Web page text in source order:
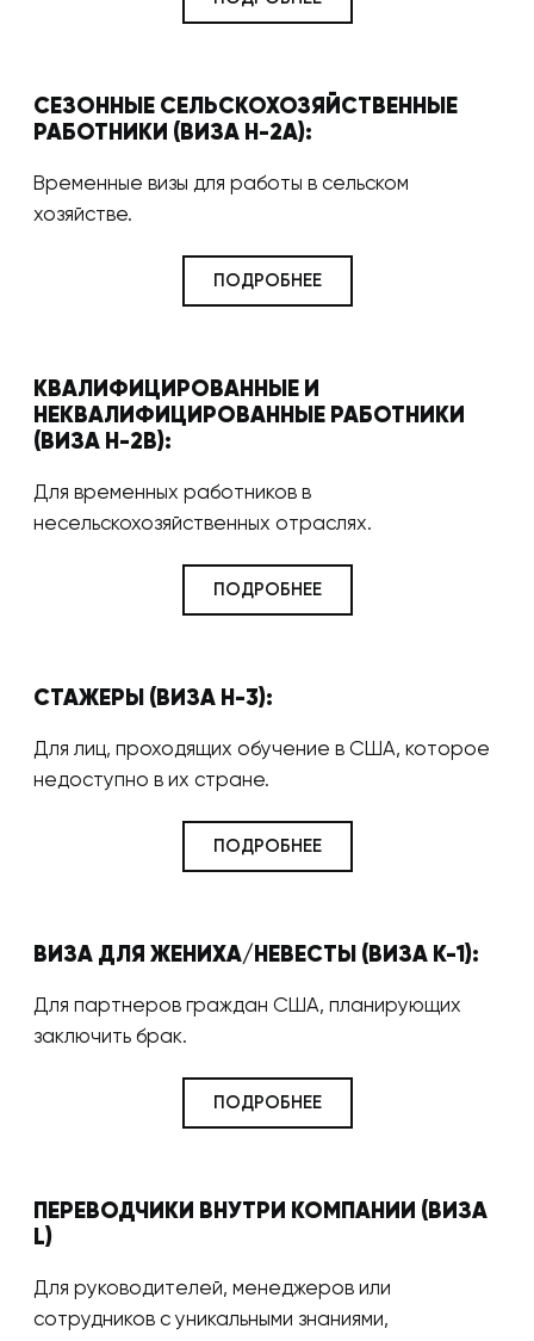
СЕЗОННЫЕ СЕЛЬСКОХОЗЯЙСТВЕННЫЕ
РАБОТНИКИ (ВИЗА H-2A):
Временные визы для работы в сельском
хозяйстве.
ПОДРОБНЕЕ
КВАЛИФИЦИРОВАННЫЕ И
НЕКВАЛИФИЦИРОВАННЫЕ РАБОТНИКИ
(ВИЗА H-2B):
Для временных работников в
несельскохозяйственных отраслях.
ПОДРОБНЕЕ
СТАЖЕРЫ (ВИЗА H-3):
Для лиц, проходящих обучение в США, которое
недоступно в их стране.
ПОДРОБНЕЕ
ВИЗА ДЛЯ ЖЕНИХА/НЕВЕСТЫ (ВИЗА K-1):
Для партнеров граждан США, планирующих
заключить брак.
ПОДРОБНЕЕ
ПЕРЕВОДЧИКИ ВНУТРИ КОМПАНИИ (ВИЗА
L)
Для руководителей, менеджеров или
сотрудников с уникальными знаниями,